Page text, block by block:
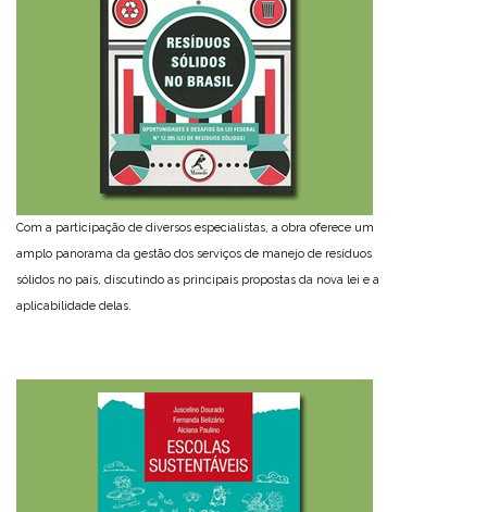
Com a participação de diversos especialistas, a obra oferece um
amplo panorama da gestão dos serviços de manejo de resíduos
sólidos no país, discutindo as principais propostas da nova lei e a
aplicabilidade delas.